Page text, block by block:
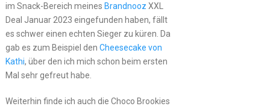
im Snack-Bereich meines Brandnooz XXL
Deal Januar 2023 eingefunden haben, fällt
es schwer einen echten Sieger zu küren. Da
gab es zum Beispiel den Cheesecake von
Kathi, über den ich mich schon beim ersten
Mal sehr gefreut habe.
Weiterhin finde ich auch die Choco Brookies